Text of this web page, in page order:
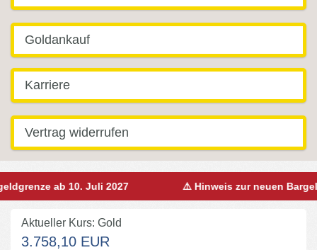
Goldankauf
Karriere
Vertrag widerrufen
ab 10. Juli 2027 ⚠️ Hinweis zur neuen
Aktueller Kurs: Gold
3.758,10 EUR